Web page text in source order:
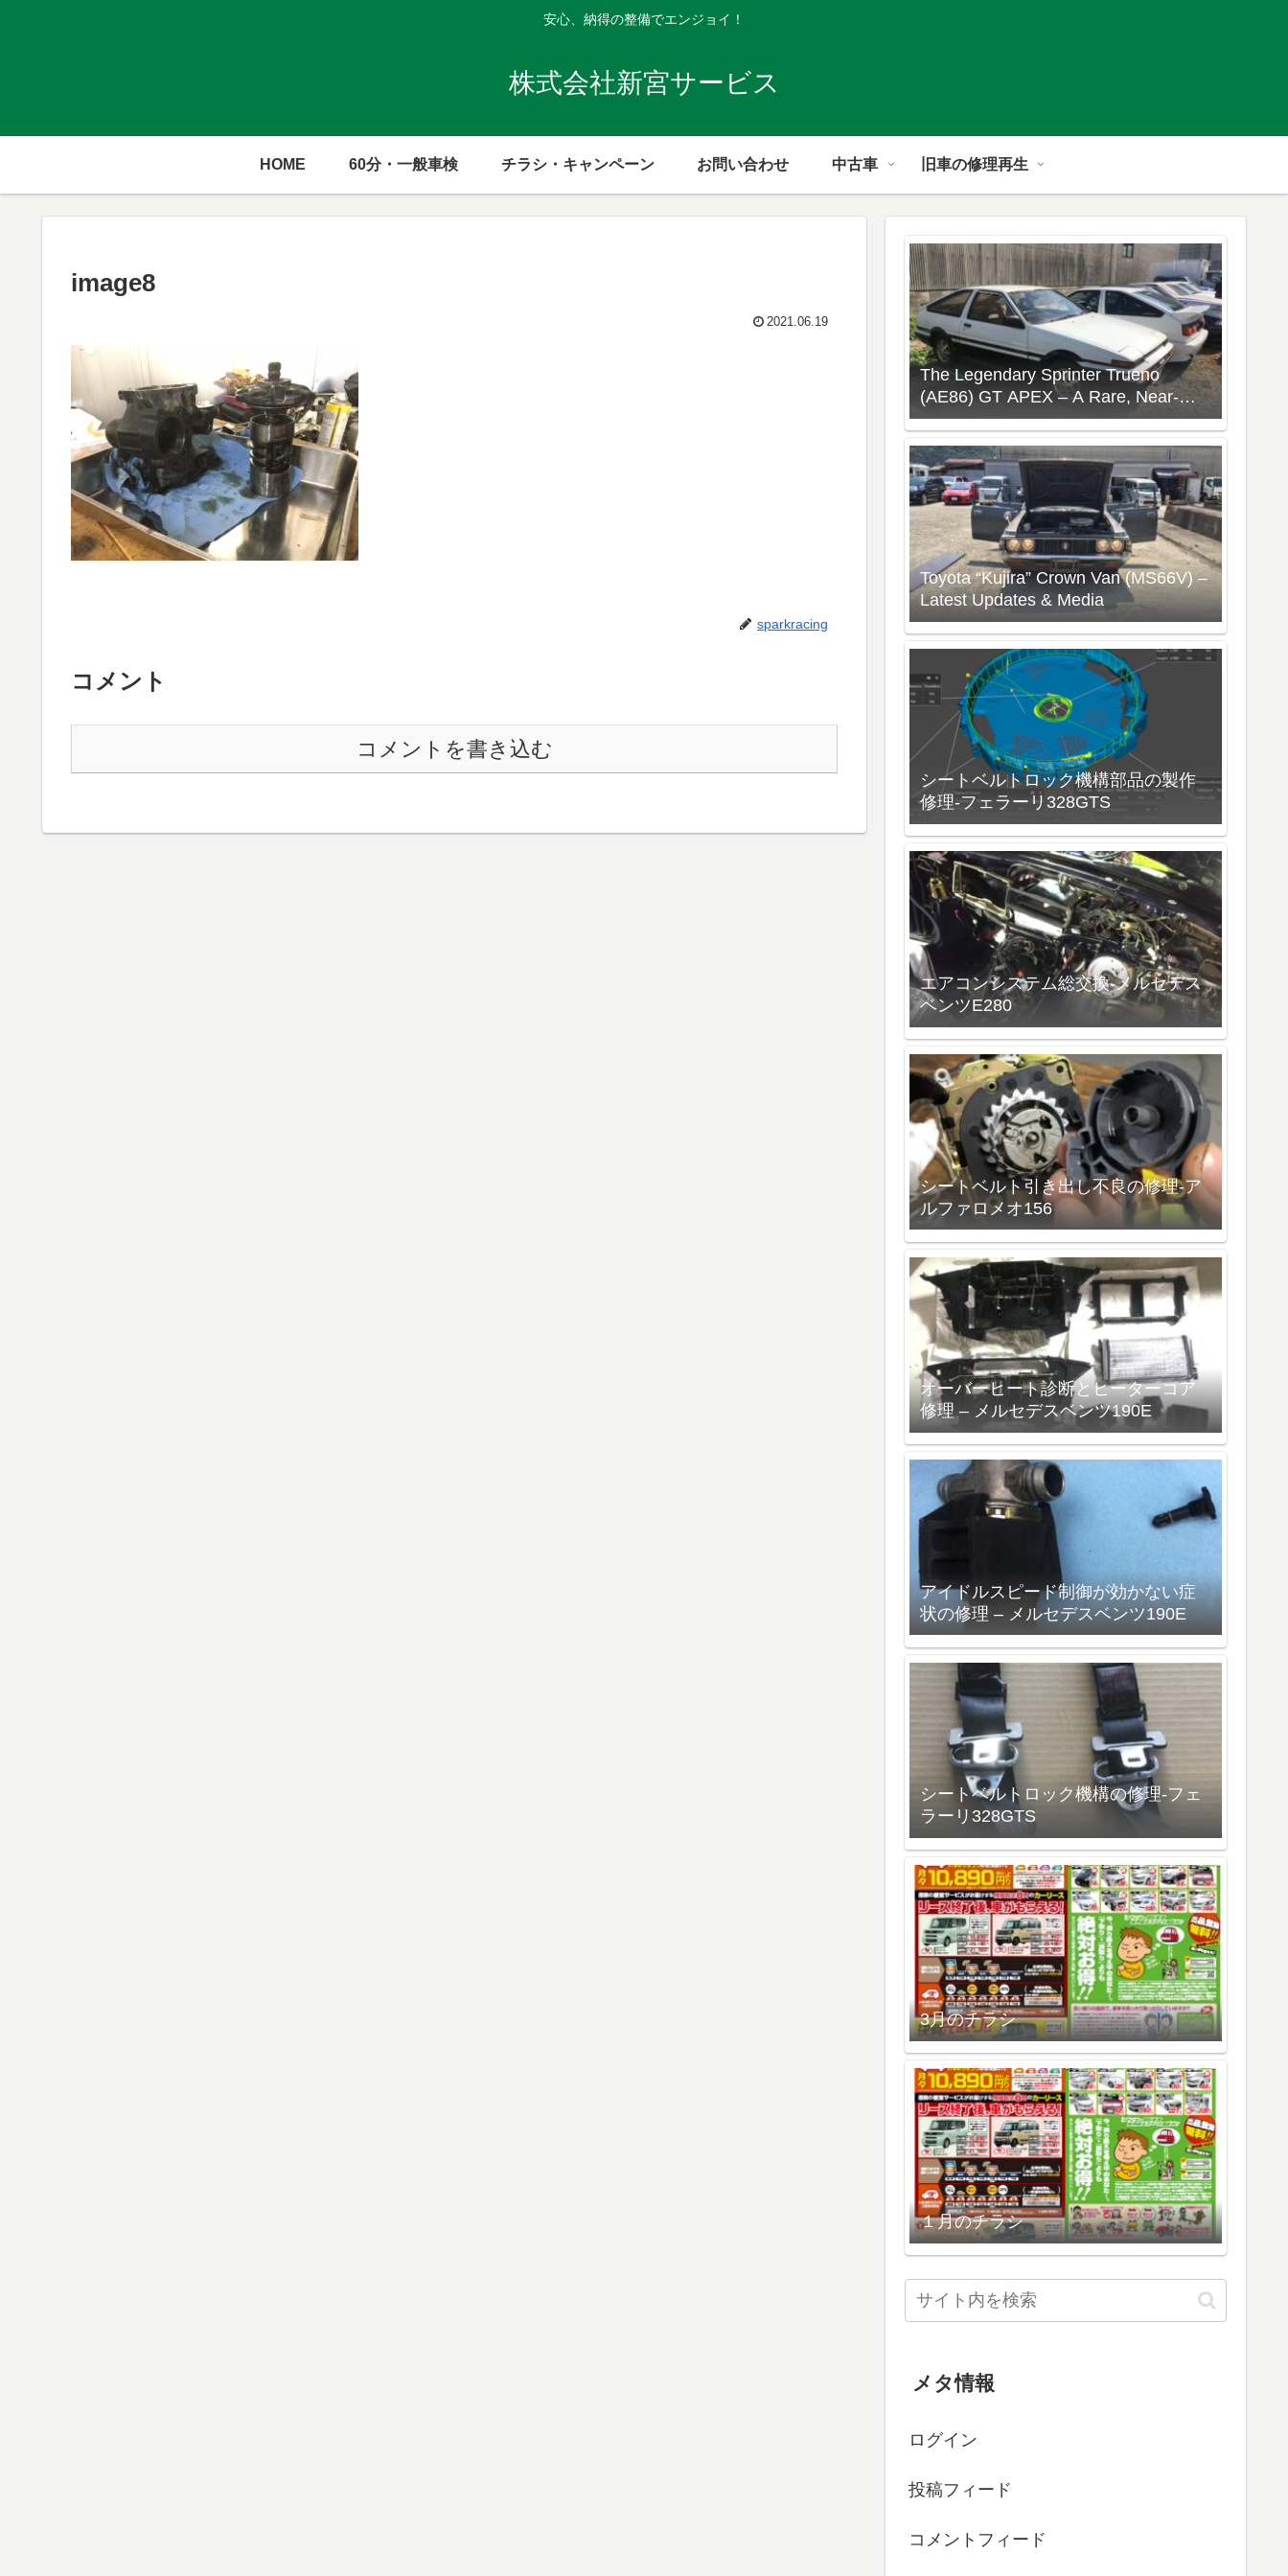
安心、納得の整備でエンジョイ！
株式会社新宮サービス
HOME 60分・一般車検 チラシ・キャンペーン お問い合わせ 中古車 旧車の修理再生
image8
2021.06.19
sparkracing
コメント
コメントを書き込む
The Legendary Sprinter Trueno
(AE86) GT APEX – A Rare, Near-
Stock Collector’s Gem
Toyota “Kujira” Crown Van (MS66V) –
Latest Updates & Media
シートベルトロック機構部品の製作
修理-フェラーリ328GTS
エアコンシステム総交換-メルセデス
ベンツE280
シートベルト引き出し不良の修理-ア
ルファロメオ156
オーバーヒート診断とヒーターコア
修理 – メルセデスベンツ190E
アイドルスピード制御が効かない症
状の修理 – メルセデスベンツ190E
シートベルトロック機構の修理-フェ
ラーリ328GTS
3月のチラシ
１月のチラシ
メタ情報
ログイン
投稿フィード
コメントフィード